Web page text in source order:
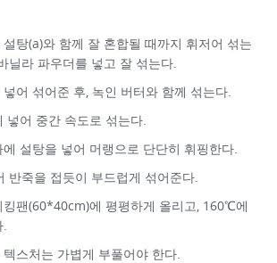
탕(a)와 함께 잘 혼합될 때까지 휘저어 섞는
닐라 파우더를 넣고 잘 섞는다.
어 섞어준 후, 녹인 버터와 함께 섞는다.
넣어 중간 속도로 섞는다.
설탕을 넣어 머랭으로 단단히 휘핑한다.
반죽을 접듯이 부드럽게 섞어준다.
킹팬(60*40cm)에 평평하게 올리고, 160℃에
스처는 가볍게 부풀어야 한다.